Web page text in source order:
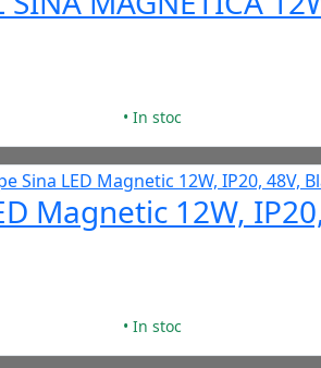
• In stoc
Magnetic 12W,
• In stoc